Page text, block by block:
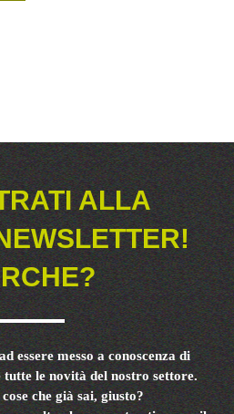
ALLA
essere messo a conoscenza di
le novità del nostro settore.
che già sai, giusto?